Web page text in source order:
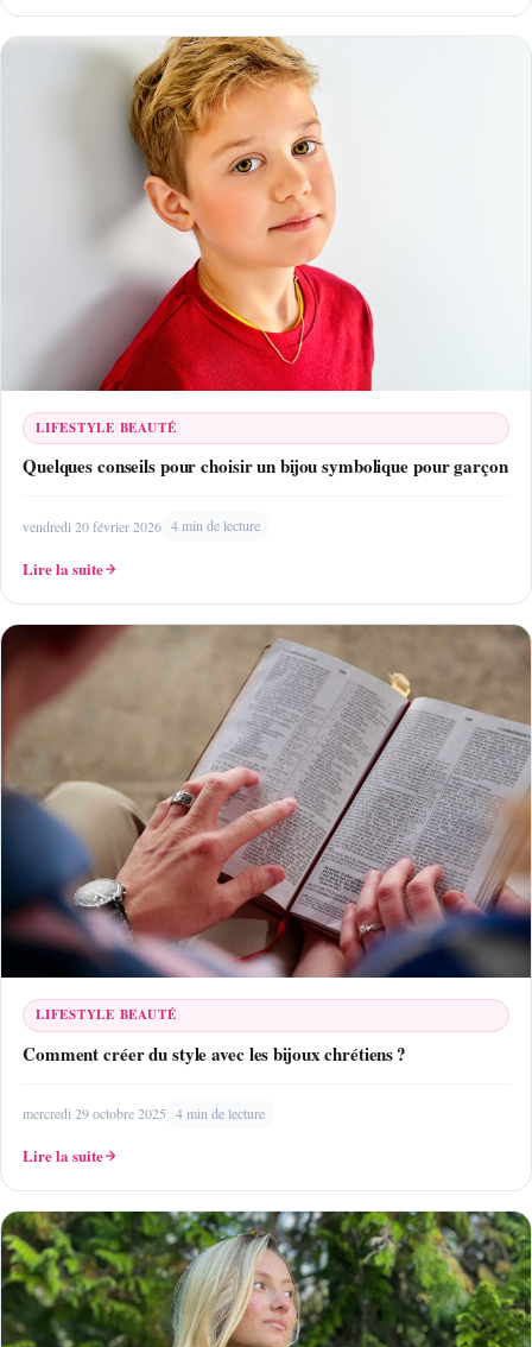
LIFESTYLE BEAUTÉ
Quelques conseils pour choisir un bijou symbolique pour garçon
vendredi 20 février 2026 4 min de lecture
Lire la suite
LIFESTYLE BEAUTÉ
Comment créer du style avec les bijoux chrétiens ?
mercredi 29 octobre 2025 4 min de lecture
Lire la suite